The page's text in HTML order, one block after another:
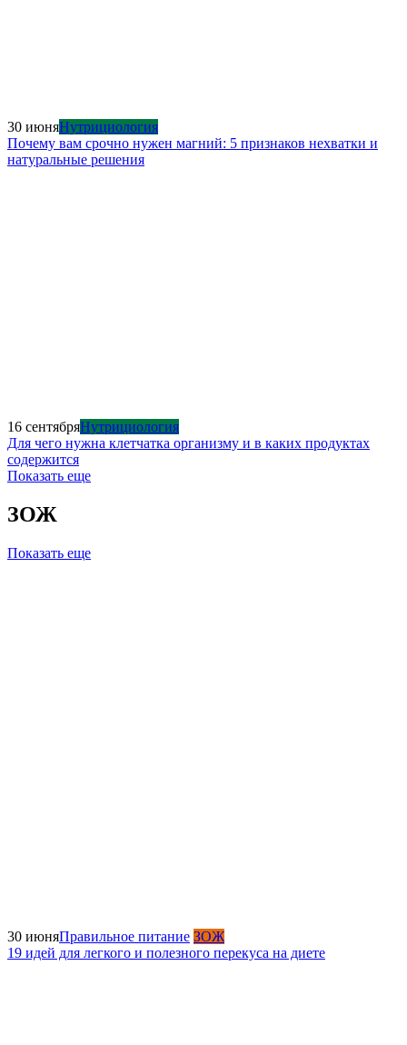
30 июняНутрициология
Почему вам срочно нужен магний: 5 признаков нехватки и
натуральные решения
16 сентябряНутрициология
Для чего нужна клетчатка организму и в каких продуктах
содержится
Показать еще
ЗОЖ
Показать еще
30 июняПравильное питание ЗОЖ
19 идей для легкого и полезного перекуса на диете